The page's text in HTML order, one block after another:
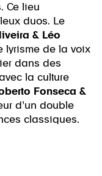
Ce lieu
duos. Le
& Léo
lyrisme de la voix
dans des
la culture
Fonseca &
d’un double
classiques.